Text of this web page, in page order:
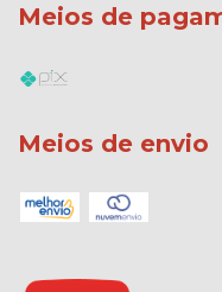
Meios de
Meios de envio